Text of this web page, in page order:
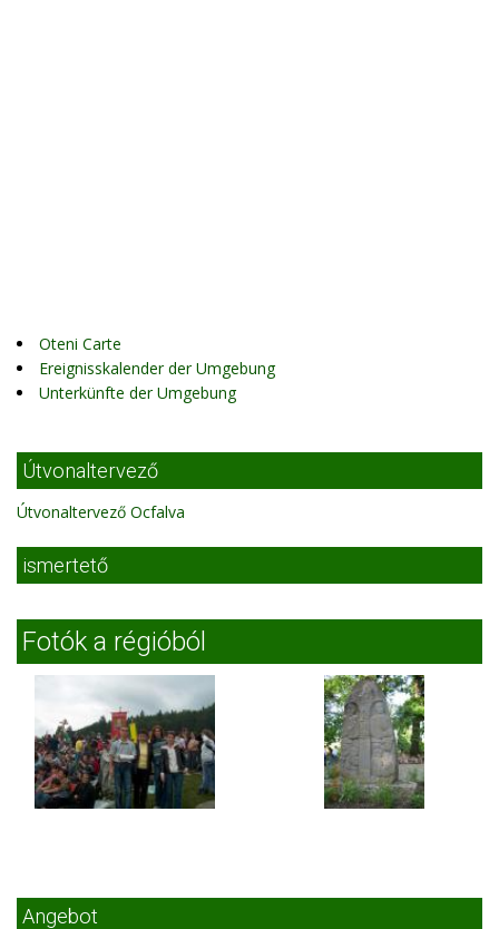
Oteni Carte
Ereignisskalender der Umgebung
Unterkünfte der Umgebung
Útvonaltervező
Útvonaltervező Ocfalva
ismertető
Fotók a régióból
Angebot